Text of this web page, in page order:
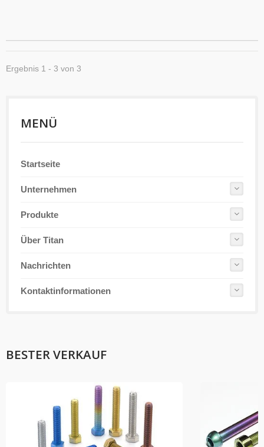
Ergebnis 1 - 3 von 3
MENÜ
Startseite
Unternehmen
Produkte
Über Titan
Nachrichten
Kontaktinformationen
BESTER VERKAUF